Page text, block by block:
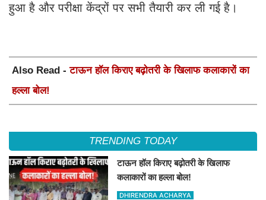
हुआ है और परीक्षा केंद्रों पर सभी तैयारी कर ली गई है।
Also Read -टाऊन हॉल किराए बढ़ोतरी के खिलाफ कलाकारों का
हल्ला बोल!
TRENDING TODAY
टाऊन हॉल किराए बढ़ोतरी के खिलाफ
कलाकारों का हल्ला बोल!
DHIRENDRA ACHARYA